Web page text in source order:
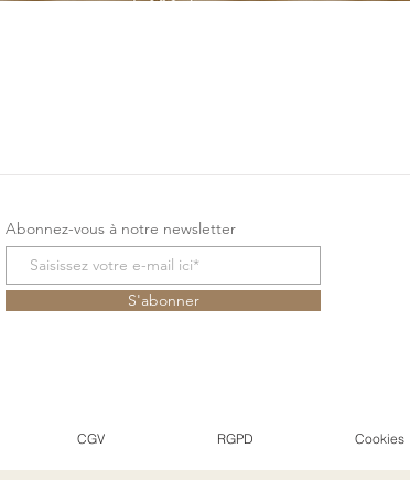
Abonnez-vous à notre newsletter
S'abonner
CGV RGPD Cookies